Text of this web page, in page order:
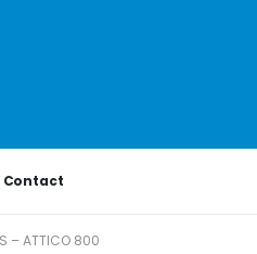
Contact
– ATTICO 800